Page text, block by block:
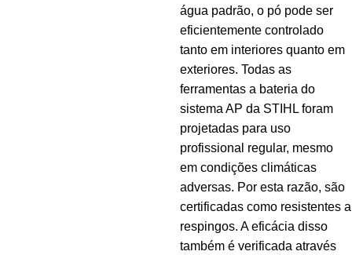
água padrão, o pó pode ser
eficientemente controlado
tanto em interiores quanto em
exteriores. Todas as
ferramentas a bateria do
sistema AP da STIHL foram
projetadas para uso
profissional regular, mesmo
em condições climáticas
adversas. Por esta razão, são
certificadas como resistentes a
respingos. A eficácia disso
também é verificada através